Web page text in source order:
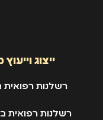
ייצוג
רשלנות רפואית
רשלנות רפואית